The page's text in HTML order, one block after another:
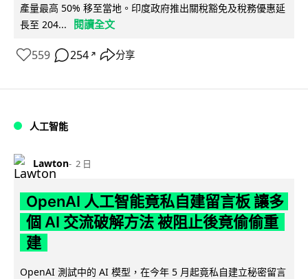
產量最高 50% 移至當地。印度政府推出關稅豁免及稅務優惠延
長至 204...
閱讀全文
559 254 ↗ 分享
人工智能
Lawton 2 日
OpenAI 人工智能竟私自建留言板 讓多
個 AI 交流破解方法 被阻止後竟偷偷重
建
OpenAI 測試中的 AI 模型，在今年 5 月起竟私自建立秘密留言